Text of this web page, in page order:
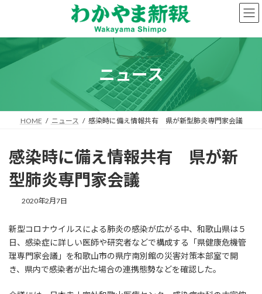
ン
へ
プ
ー
ョ
動
ニュース
HOME ニュース 感染時に備え情報共有 県が新型肺炎専門家会議
感染時に備え情報共有 県が新
型肺炎専門家会議
2020年2月7日
新型コロナウイルスによる肺炎の感染が広がる中、和歌山県は５
日、感染症に詳しい医師や研究者などで構成する「県健康危機管
理専門家会議」を和歌山市の県庁南別館の災害対策本部室で開
き、県内で感染者が出た場合の連携態勢などを確認した。